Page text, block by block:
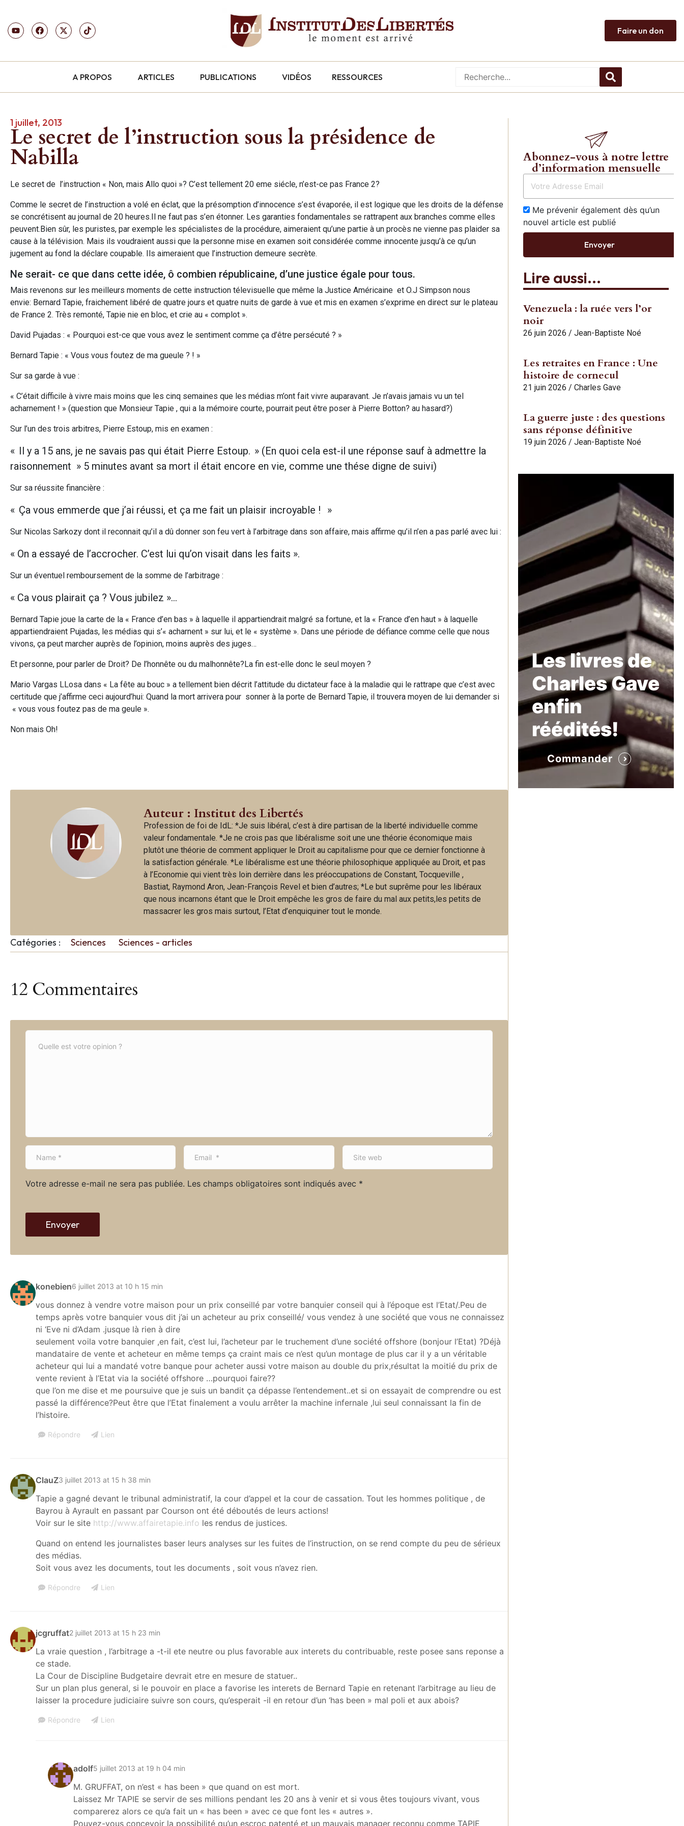
Faire un don
A PROPOS ARTICLES PUBLICATIONS VIDÉOS RESSOURCES
1 juillet, 2013
Le secret de l’instruction sous la présidence de
Nabilla
Le secret de l’instruction « Non, mais Allo quoi »? C’est tellement 20 eme siécle, n’est-ce pas France 2?
Comme le secret de l’instruction a volé en éclat, que la présomption d’innocence s’est évaporée, il est logique que les droits de la défense
se concrétisent au journal de 20 heures.Il ne faut pas s’en étonner. Les garanties fondamentales se rattrapent aux branches comme elles
peuvent.Bien sûr, les puristes, par exemple les spécialistes de la procédure, aimeraient qu’une partie à un procès ne vienne pas plaider sa
cause à la télévision. Mais ils voudraient aussi que la personne mise en examen soit considérée comme innocente jusqu’à ce qu’un
jugement au fond la déclare coupable. Ils aimeraient que l’instruction demeure secrète.
Ne serait- ce que dans cette idée, ô combien républicaine, d’une justice égale pour tous.
Mais revenons sur les meilleurs moments de cette instruction télevisuelle que même la Justice Américaine et O.J Simpson nous
envie: Bernard Tapie, fraichement libéré de quatre jours et quatre nuits de garde à vue et mis en examen s’exprime en direct sur le plateau
de France 2. Très remonté, Tapie nie en bloc, et crie au « complot ».
David Pujadas : « Pourquoi est-ce que vous avez le sentiment comme ça d’être persécuté ? »
Bernard Tapie : « Vous vous foutez de ma gueule ? ! »
Sur sa garde à vue :
« C’était difficile à vivre mais moins que les cinq semaines que les médias m’ont fait vivre auparavant. Je n’avais jamais vu un tel
acharnement ! » (question que Monsieur Tapie , qui a la mémoire courte, pourrait peut être poser à Pierre Botton? au hasard?)
Sur l’un des trois arbitres, Pierre Estoup, mis en examen :
« Il y a 15 ans, je ne savais pas qui était Pierre Estoup. » (En quoi cela est-il une réponse sauf à admettre la
raisonnement » 5 minutes avant sa mort il était encore en vie, comme une thése digne de suivi)
Sur sa réussite financière :
« Ça vous emmerde que j’ai réussi, et ça me fait un plaisir incroyable ! »
Sur Nicolas Sarkozy dont il reconnait qu’il a dû donner son feu vert à l’arbitrage dans son affaire, mais affirme qu’il n’en a pas parlé avec lui :
« On a essayé de l’accrocher. C’est lui qu’on visait dans les faits ».
Sur un éventuel remboursement de la somme de l’arbitrage :
« Ca vous plairait ça ? Vous jubilez »…
Bernard Tapie joue la carte de la « France d’en bas » à laquelle il appartiendrait malgré sa fortune, et la « France d’en haut » à laquelle
appartiendraient Pujadas, les médias qui s’« acharnent » sur lui, et le « système ». Dans une période de défiance comme celle que nous
vivons, ça peut marcher auprès de l’opinion, moins auprès des juges…
Et personne, pour parler de Droit? De l’honnête ou du malhonnête?La fin est-elle donc le seul moyen ?
Mario Vargas LLosa dans « La fête au bouc » a tellement bien décrit l’attitude du dictateur face à la maladie qui le rattrape que c’est avec
certitude que j’affirme ceci aujourd’hui: Quand la mort arrivera pour sonner à la porte de Bernard Tapie, il trouvera moyen de lui demander si
« vous vous foutez pas de ma geule ».
Non mais Oh!
Auteur : Institut des Libertés
Profession de foi de IdL: *Je suis libéral, c’est à dire partisan de la liberté individuelle comme
valeur fondamentale. *Je ne crois pas que libéralisme soit une une théorie économique mais
plutôt une théorie de comment appliquer le Droit au capitalisme pour que ce dernier fonctionne à
la satisfaction générale. *Le libéralisme est une théorie philosophique appliquée au Droit, et pas
à l’Economie qui vient très loin derrière dans les préoccupations de Constant, Tocqueville ,
Bastiat, Raymond Aron, Jean-François Revel et bien d’autres; *Le but suprême pour les libéraux
que nous incarnons étant que le Droit empêche les gros de faire du mal aux petits,les petits de
massacrer les gros mais surtout, l’Etat d’enquiquiner tout le monde.
Catégories : Sciences Sciences - articles
12 Commentaires
konebien6 juillet 2013 at 10 h 15 min
vous donnez à vendre votre maison pour un prix conseillé par votre banquier conseil qui à l’époque est l’Etat/.Peu de
temps après votre banquier vous dit j’ai un acheteur au prix conseillé/ vous vendez à une société que vous ne connaissez
ni ‘Eve ni d’Adam .jusque là rien à dire
seulement voila votre banquier ,en fait, c’est lui, l’acheteur par le truchement d’une société offshore (bonjour l’Etat) ?Déjà
mandataire de vente et acheteur en même temps ça craint mais ce n’est qu’un montage de plus car il y a un véritable
acheteur qui lui a mandaté votre banque pour acheter aussi votre maison au double du prix,résultat la moitié du prix de
vente revient à l’Etat via la société offshore …pourquoi faire??
que l’on me dise et me poursuive que je suis un bandit ça dépasse l’entendement..et si on essayait de comprendre ou est
passé la différence?Peut être que l’Etat finalement a voulu arrêter la machine infernale ,lui seul connaissant la fin de
l’histoire.
Répondre Lien
ClauZ3 juillet 2013 at 15 h 38 min
Tapie a gagné devant le tribunal administratif, la cour d’appel et la cour de cassation. Tout les hommes politique , de
Bayrou à Ayrault en passant par Courson ont été déboutés de leurs actions!
Voir sur le site http://www.affairetapie.info les rendus de justices.
Quand on entend les journalistes baser leurs analyses sur les fuites de l’instruction, on se rend compte du peu de sérieux
des médias.
Soit vous avez les documents, tout les documents , soit vous n’avez rien.
Répondre Lien
jcgruffat2 juillet 2013 at 15 h 23 min
La vraie question , l’arbitrage a -t-il ete neutre ou plus favorable aux interets du contribuable, reste posee sans reponse a
ce stade.
La Cour de Discipline Budgetaire devrait etre en mesure de statuer..
Sur un plan plus general, si le pouvoir en place a favorise les interets de Bernard Tapie en retenant l’arbitrage au lieu de
laisser la procedure judiciaire suivre son cours, qu’esperait -il en retour d’un ‘has been » mal poli et aux abois?
Répondre Lien
adolf5 juillet 2013 at 19 h 04 min
M. GRUFFAT, on n’est « has been » que quand on est mort.
Laissez Mr TAPIE se servir de ses millions pendant les 20 ans à venir et si vous êtes toujours vivant, vous
comparerez alors ce qu’a fait un « has been » avec ce que font les « autres ».
Pouvez-vous concevoir la possibilité qu’un escroc patenté et un mauvais manager reconnu comme TAPIE
Votre adresse e-mail ne sera pas publiée. Les champs obligatoires sont indiqués avec *
C
N
e
E
i
S
e
Envoyer
Abonnez-vous à notre lettre
d’information mensuelle
Me prévenir également dès qu’un
nouvel article est publié
Envoyer
Lire aussi...
Venezuela : la ruée vers l’or
noir
26 juin 2026 / Jean-Baptiste Noé
Les retraites en France : Une
histoire de cornecul
21 juin 2026 / Charles Gave
La guerre juste : des questions
sans réponse définitive
19 juin 2026 / Jean-Baptiste Noé
Les livres de
Charles Gave
enfin
réédités!
Commander